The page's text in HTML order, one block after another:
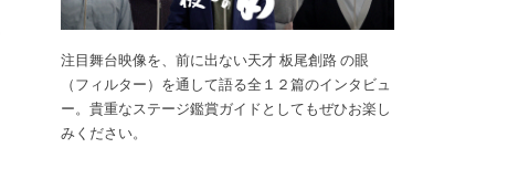
注目舞台映像を、前に出ない天才 板尾創路 の眼
（フィルター）を通して語る全１２篇のインタビュ
ー。貴重なステージ鑑賞ガイドとしてもぜひお楽し
みください。